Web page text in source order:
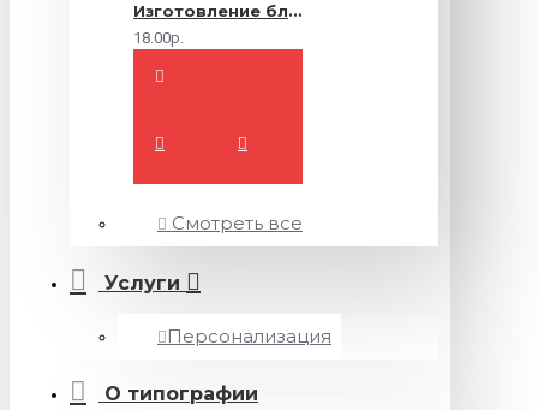
Изготовление блокнотов на заказ
18.00р.
Смотреть все
Услуги
Персонализация
О типографии